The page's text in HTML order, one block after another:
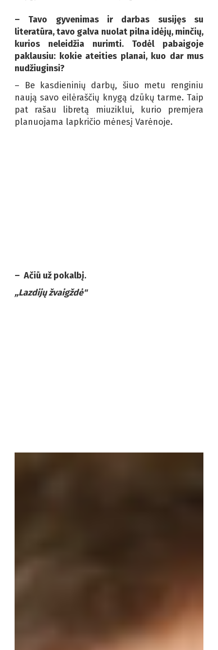
– Tavo gyvenimas ir darbas susijęs su
literatūra, tavo galva nuolat pilna idėjų, minčių,
kurios neleidžia nurimti. Todėl pabaigoje
paklausiu: kokie ateities planai, kuo dar mus
nudžiuginsi?
– Be kasdieninių darbų, šiuo metu renginiu
naują savo eilėraščių knygą dzūkų tarme. Taip
pat rašau libretą miuziklui, kurio premjera
planuojama lapkričio mėnesį Varėnoje.
– Ačiū už pokalbį.
,,Lazdijų žvaigždė"